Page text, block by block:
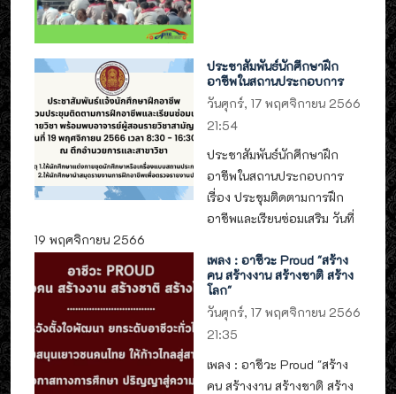
ประชาสัมพันธ์นักศึกษาฝึก
อาชีพในสถานประกอบการ
วันศุกร์, 17 พฤศจิกายน 2566
21:54
ประชาสัมพันธ์นักศึกษาฝึก
อาชีพในสถานประกอบการ
เรื่อง ประชุมติดตามการฝึก
อาชีพและเรียนซ่อมเสริม วันที่
19 พฤศจิกายน 2566
เพลง : อาชีวะ Proud "สร้าง
คน สร้างงาน สร้างชาติ สร้าง
โลก"
วันศุกร์, 17 พฤศจิกายน 2566
21:35
เพลง : อาชีวะ Proud "สร้าง
คน สร้างงาน สร้างชาติ สร้าง